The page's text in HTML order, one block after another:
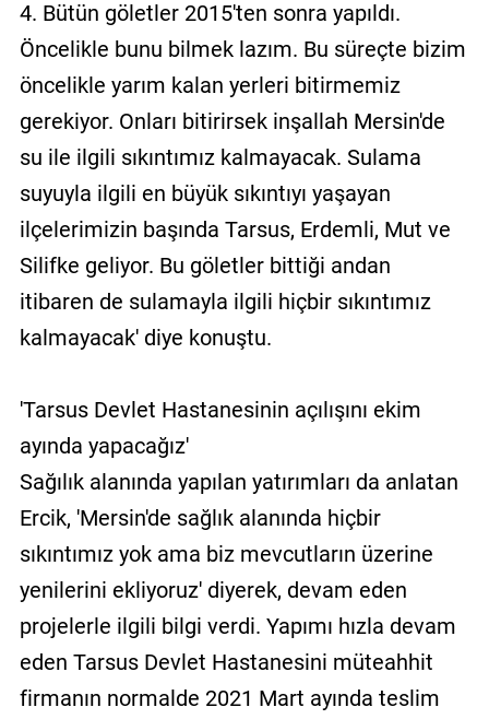
4. Bütün göletler 2015'ten sonra yapıldı.
Öncelikle bunu bilmek lazım. Bu süreçte bizim
öncelikle yarım kalan yerleri bitirmemiz
gerekiyor. Onları bitirirsek inşallah Mersin'de
su ile ilgili sıkıntımız kalmayacak. Sulama
suyuyla ilgili en büyük sıkıntıyı yaşayan
ilçelerimizin başında Tarsus, Erdemli, Mut ve
Silifke geliyor. Bu göletler bittiği andan
itibaren de sulamayla ilgili hiçbir sıkıntımız
kalmayacak' diye konuştu.
'Tarsus Devlet Hastanesinin açılışını ekim
ayında yapacağız'
Sağılık alanında yapılan yatırımları da anlatan
Ercik, 'Mersin'de sağlık alanında hiçbir
sıkıntımız yok ama biz mevcutların üzerine
yenilerini ekliyoruz' diyerek, devam eden
projelerle ilgili bilgi verdi. Yapımı hızla devam
eden Tarsus Devlet Hastanesini müteahhit
firmanın normalde 2021 Mart ayında teslim